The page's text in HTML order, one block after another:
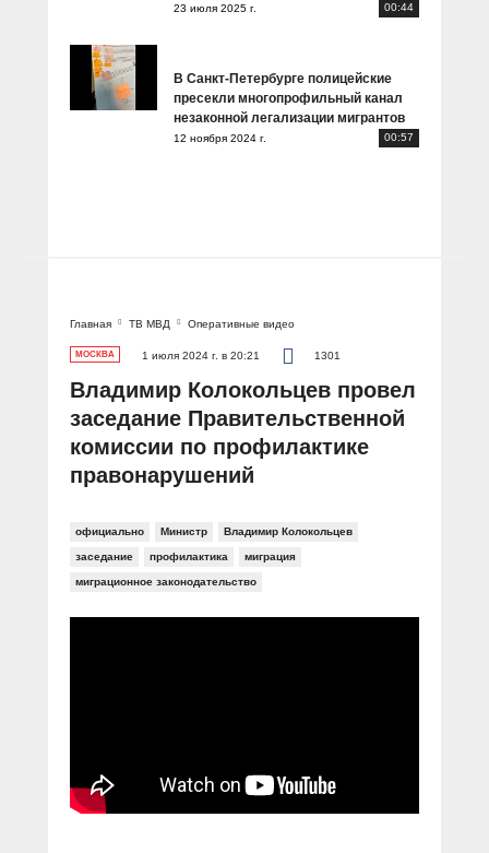
23 июля 2025 г. 00:44
В Санкт-Петербурге полицейские
пресекли многопрофильный канал
незаконной легализации мигрантов
12 ноября 2024 г. 00:57
Главная ТВ МВД Оперативные видео
МОСКВА 1 июля 2024 г. в 20:21 1301
Владимир Колокольцев провел
заседание Правительственной
комиссии по профилактике
правонарушений
официально Министр Владимир Колокольцев
заседание профилактика миграция
миграционное законодательство